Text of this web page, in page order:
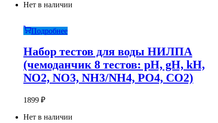
Нет в наличии
Подробнее
Набор тестов для воды НИЛПА
(чемоданчик 8 тестов: pH, gH, kH,
NO2, NO3, NH3/NH4, PO4, CO2)
1899 ₽
Нет в наличии